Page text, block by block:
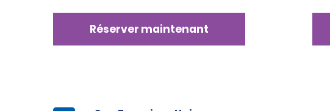
Réserver maintenant